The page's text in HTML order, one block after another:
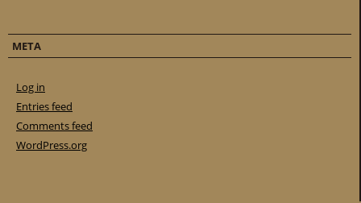
META
Log in
Entries feed
Comments feed
WordPress.org